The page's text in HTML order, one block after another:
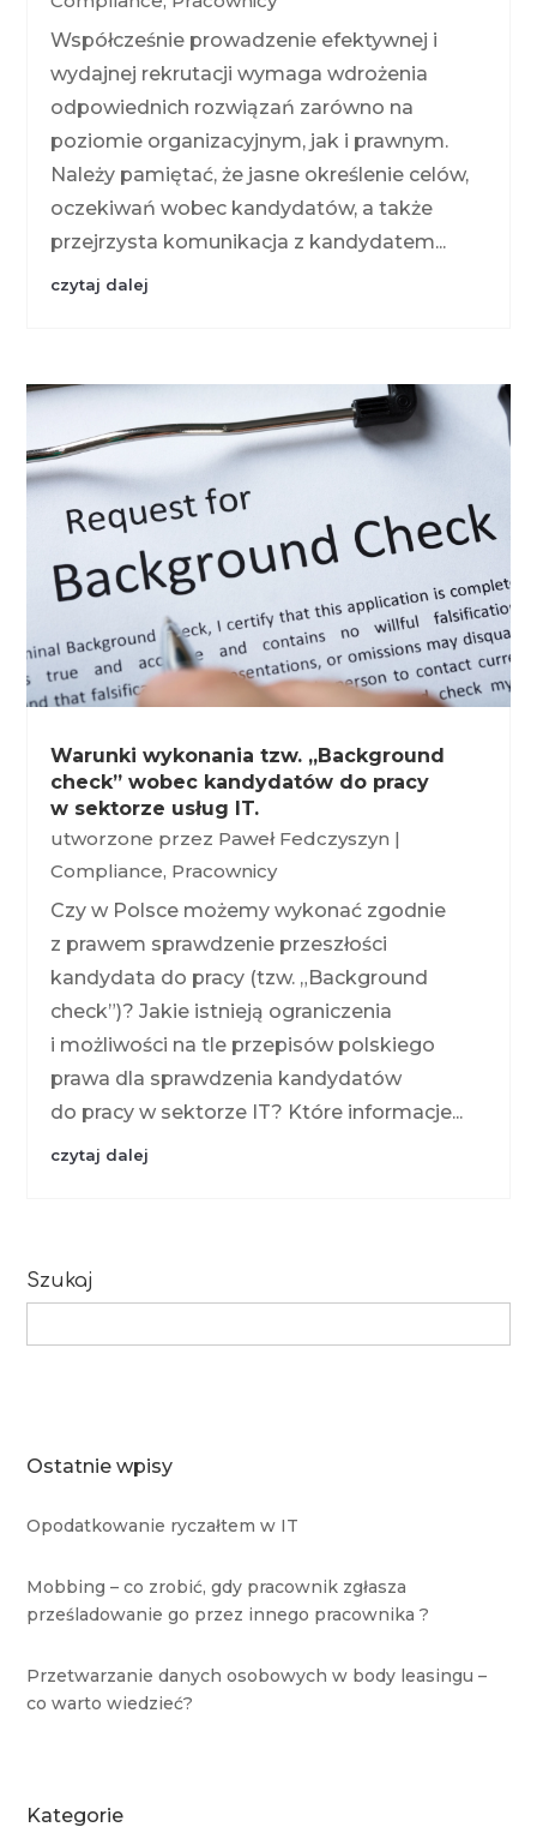
Współcześnie prowadzenie efektywnej i
wydajnej rekrutacji wymaga wdrożenia
odpowiednich rozwiązań zarówno na
poziomie organizacyjnym, jak i prawnym.
Należy pamiętać, że jasne określenie celów,
oczekiwań wobec kandydatów, a także
przejrzysta komunikacja z kandydatem...
czytaj dalej
Warunki wykonania tzw. „Background
check” wobec kandydatów do pracy
w sektorze usług IT.
utworzone przez Paweł Fedczyszyn |
Compliance, Pracownicy
Czy w Polsce możemy wykonać zgodnie
z prawem sprawdzenie przeszłości
kandydata do pracy (tzw. „Background
check”)? Jakie istnieją ograniczenia
i możliwości na tle przepisów polskiego
prawa dla sprawdzenia kandydatów
do pracy w sektorze IT? Które informacje...
czytaj dalej
Szukaj
Search
Ostatnie wpisy
Opodatkowanie ryczałtem w IT
Mobbing – co zrobić, gdy pracownik zgłasza
prześladowanie go przez innego pracownika ?
Przetwarzanie danych osobowych w body leasingu –
co warto wiedzieć?
Kategorie